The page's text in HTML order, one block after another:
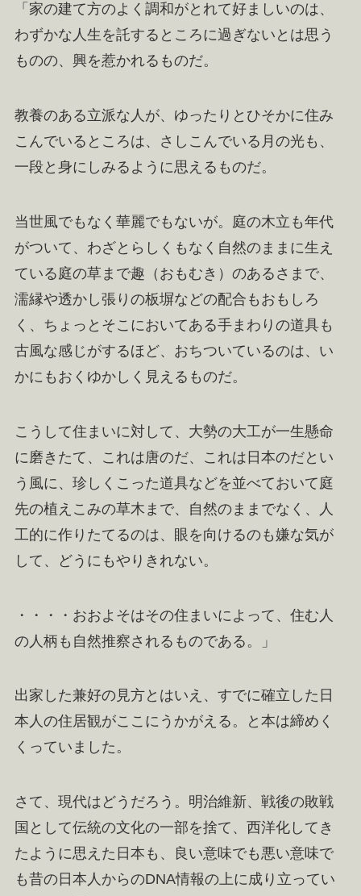
「家の建て方のよく調和がとれて好ましいのは、
わずかな人生を託するところに過ぎないとは思う
ものの、興を惹かれるものだ。
教養のある立派な人が、ゆったりとひそかに住み
こんでいるところは、さしこんでいる月の光も、
一段と身にしみるように思えるものだ。
当世風でもなく華麗でもないが。庭の木立も年代
がついて、わざとらしくもなく自然のままに生え
ている庭の草まで趣（おもむき）のあるさまで、
濡縁や透かし張りの板塀などの配合もおもしろ
く、ちょっとそこにおいてある手まわりの道具も
古風な感じがするほど、おちついているのは、い
かにもおくゆかしく見えるものだ。
こうして住まいに対して、大勢の大工が一生懸命
に磨きたて、これは唐のだ、これは日本のだとい
う風に、珍しくこった道具などを並べておいて庭
先の植えこみの草木まで、自然のままでなく、人
工的に作りたてるのは、眼を向けるのも嫌な気が
して、どうにもやりきれない。
・・・・おおよそはその住まいによって、住む人
の人柄も自然推察されるものである。」
出家した兼好の見方とはいえ、すでに確立した日
本人の住居観がここにうかがえる。と本は締めく
くっていました。
さて、現代はどうだろう。明治維新、戦後の敗戦
国として伝統の文化の一部を捨て、西洋化してき
たように思えた日本も、良い意味でも悪い意味で
も昔の日本人からのDNA情報の上に成り立ってい